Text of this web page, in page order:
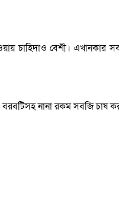
চাহিদাও বেশী। এখানকার
বরবটিসহ নানা রকম সবজি চাষ